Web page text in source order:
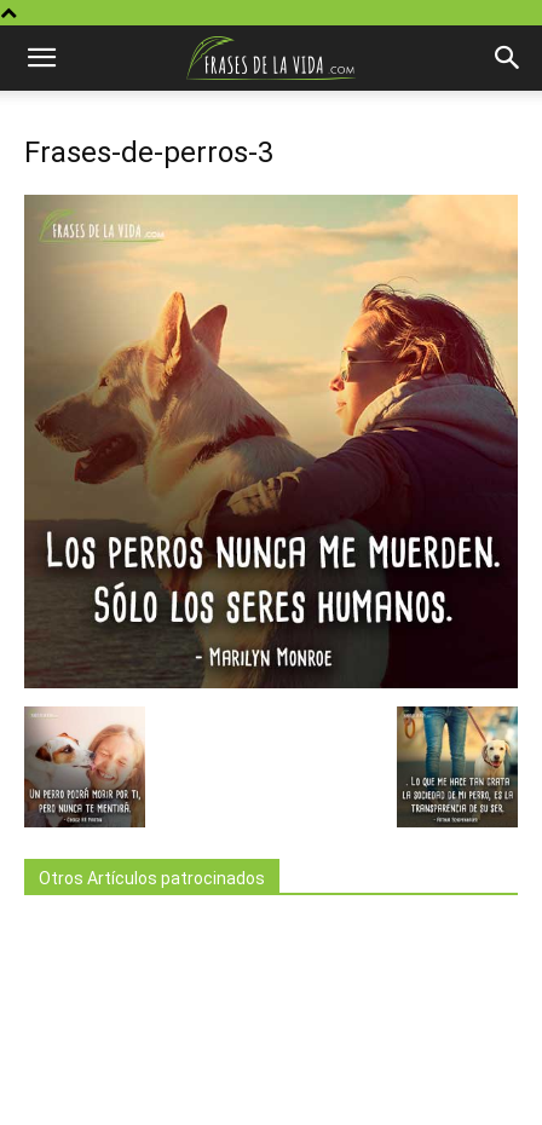
Frases-de-perros-3
Otros Artículos patrocinados